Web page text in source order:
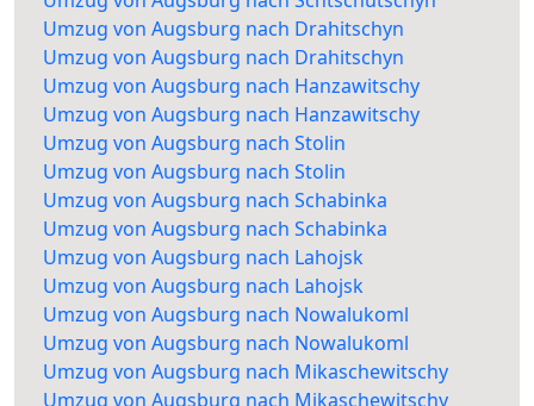
Umzug von Augsburg nach Drahitschyn
Umzug von Augsburg nach Drahitschyn
Umzug von Augsburg nach Hanzawitschy
Umzug von Augsburg nach Hanzawitschy
Umzug von Augsburg nach Stolin
Umzug von Augsburg nach Stolin
Umzug von Augsburg nach Schabinka
Umzug von Augsburg nach Schabinka
Umzug von Augsburg nach Lahojsk
Umzug von Augsburg nach Lahojsk
Umzug von Augsburg nach Nowalukoml
Umzug von Augsburg nach Nowalukoml
Umzug von Augsburg nach Mikaschewitschy
Umzug von Augsburg nach Mikaschewitschy